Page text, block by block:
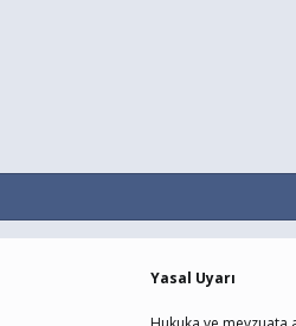
Yasal Uyarı